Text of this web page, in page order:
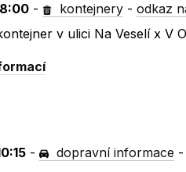
- kontejnery -odkaz
v ulici Na Veselí x V
- dopravní informace